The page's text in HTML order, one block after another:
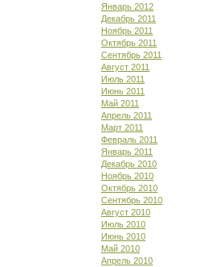
Январь 2012
Декабрь 2011
Ноябрь 2011
Октябрь 2011
Сентябрь 2011
Август 2011
Июль 2011
Июнь 2011
Май 2011
Апрель 2011
Март 2011
Февраль 2011
Январь 2011
Декабрь 2010
Ноябрь 2010
Октябрь 2010
Сентябрь 2010
Август 2010
Июль 2010
Июнь 2010
Май 2010
Апрель 2010